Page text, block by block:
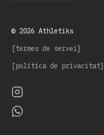
© 2026 Athletiks
termes de servei
política de privacitat